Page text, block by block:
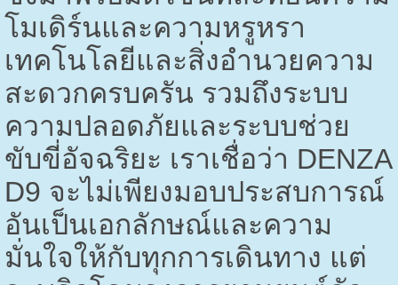
โมเดิร์นและความหรูหรา
เทคโนโลยีและสิ่งอำนวยความ
สะดวกครบครัน รวมถึงระบบ
ความปลอดภัยและระบบช่วย
ขับขี่อัจฉริยะ เราเชื่อว่า DENZA
D9 จะไม่เพียงมอบประสบการณ์
อันเป็นเอกลักษณ์และความ
มั่นใจให้กับทุกการเดินทาง แต่